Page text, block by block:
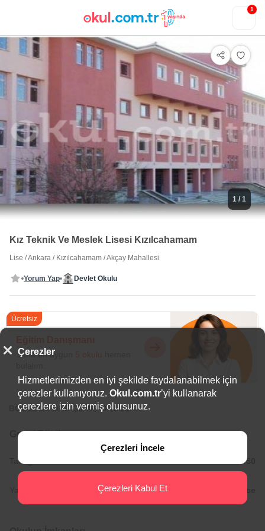
1
1 / 1
Kız Teknik Ve Meslek Lisesi Kızılcahamam
Lise /Ankara / Kızılcahamam /Akçay Mahallesi
Yorum Yap Devlet Okulu
Ücretsiz
Sana en uygun
BÖLGEDE ÖNE ÇIKAN OKULLAR
Genel Bilgiler
Tam gün Okul Saatleri: 08:30/15:50
Çerezler
Hizmetlerimizden en iyi şekilde faydalanabilmek için
çerezler kullanıyoruz. Okul.com.tr’yi kullanarak
çerezlere izin vermiş olursunuz.
Çerezleri İncele
Çerezleri Kabul Et